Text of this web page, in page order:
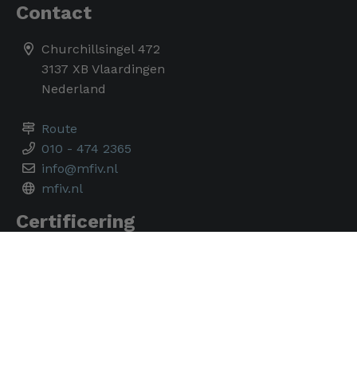
Contact
Churchillsingel 472
3137 XB Vlaardingen
Nederland
Route
010 - 474 2365
info@mfiv.nl
mfiv.nl
Certificering